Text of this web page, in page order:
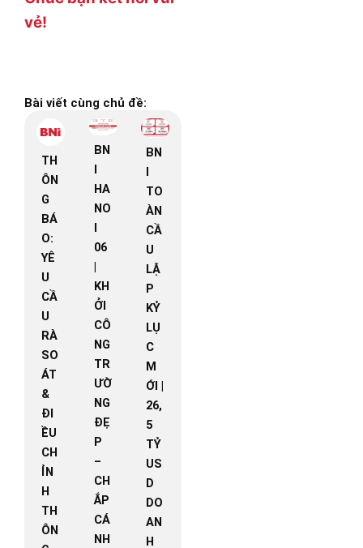
vẻ!
Bài viết cùng chủ đề:
TH
ÔN
G
BÁ
O:
YÊ
U
CẦ
U
RÀ
SO
ÁT
&
ĐI
ỀU
CH
ỈN
H
TH
ÔN
BN
HA
NO
06
KH
ỞI
CÔ
NG
TR
ƯỜ
NG
ĐẸ
P
–
CH
ẮP
CÁ
NH
BN
I
TO
ÀN
CẦ
U
LẬ
P
KỶ
LỤ
C
M
ỚI |
26,
5
TỶ
US
D
DO
AN
H